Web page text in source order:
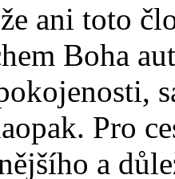
ani toto
Boha
Pro
a